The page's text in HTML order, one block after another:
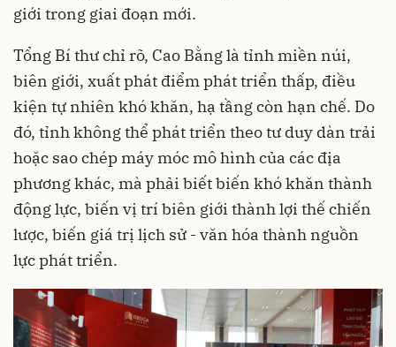
giới trong giai đoạn mới.
Tổng Bí thư chỉ rõ, Cao Bằng là tỉnh miền núi,
biên giới, xuất phát điểm phát triển thấp, điều
kiện tự nhiên khó khăn, hạ tầng còn hạn chế. Do
đó, tỉnh không thể phát triển theo tư duy dàn trải
hoặc sao chép máy móc mô hình của các địa
phương khác, mà phải biết biến khó khăn thành
động lực, biến vị trí biên giới thành lợi thế chiến
lược, biến giá trị lịch sử - văn hóa thành nguồn
lực phát triển.